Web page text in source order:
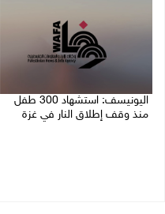
اليونيسف: استشهاد 300 طفل
منذ وقف إطلاق النار في غزة